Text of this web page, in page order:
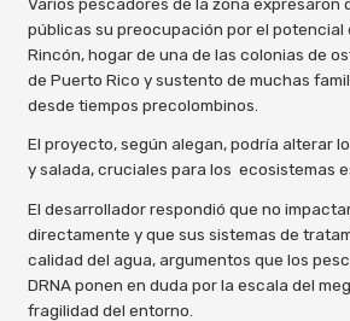
públicas su preocupación por el potencial
Rincón, hogar de una de las colonias de
de Puerto Rico y sustento de muchas
desde tiempos precolombinos.
El proyecto, según alegan, podría alterar
y salada, cruciales para los ecosistemas
El desarrollador respondió que no
directamente y que sus sistemas de
calidad del agua, argumentos que los
DRNA ponen en duda por la escala del
fragilidad del entorno.